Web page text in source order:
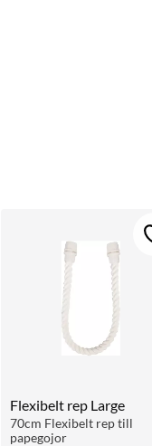
i favoriter
Flexibelt rep Large
70cm Flexibelt rep till
papegojor